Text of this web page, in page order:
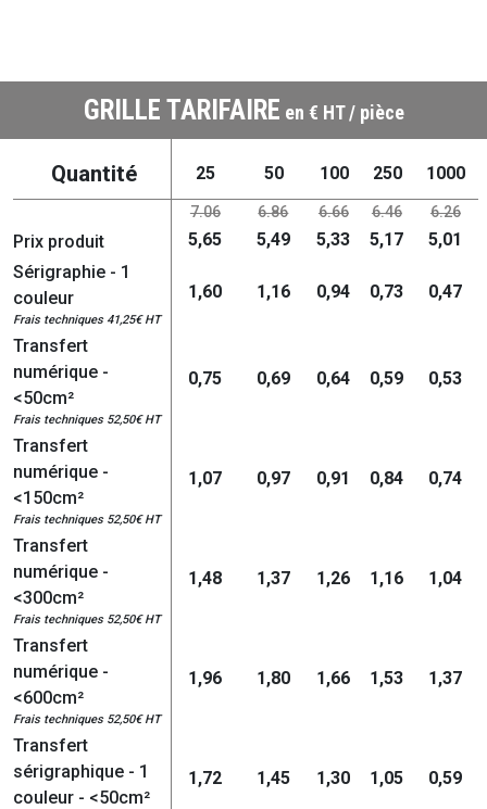
GRILLE TARIFAIRE en € HT / pièce
Quantité 25 50 100 250 1000
7.06 6.86 6.66 6.46 6.26
Prix produit 5,65 5,49 5,33 5,17
5,01
Sérigraphie - 1
couleur
Frais techniques 41,25€ HT
1,60 1,16 0,94 0,73 0,47
Transfert
numérique -
<50cm²
Frais techniques 52,50€ HT
0,75 0,69 0,64 0,59 0,53
Transfert
numérique -
<150cm²
Frais techniques 52,50€ HT
1,07 0,97 0,91 0,84 0,74
Transfert
numérique -
<300cm²
Frais techniques 52,50€ HT
1,48 1,37 1,26 1,16 1,04
Transfert
numérique -
<600cm²
Frais techniques 52,50€ HT
1,96 1,80 1,66 1,53 1,37
Transfert
sérigraphique - 1
couleur - <50cm²
1,72 1,45 1,30 1,05 0,59